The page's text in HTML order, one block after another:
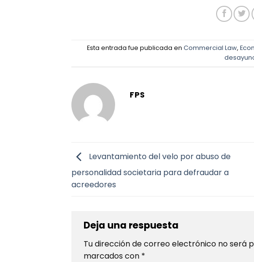
Esta entrada fue publicada en Commercial Law,
FPS
Levantamiento del velo por abuso de
personalidad societaria para defraudar a
acreedores
Deja una respuesta
Tu dirección de correo electrónico no será
marcados con *